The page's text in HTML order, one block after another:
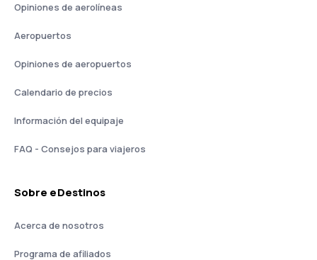
Opiniones de aerolíneas
Aeropuertos
Opiniones de aeropuertos
Calendario de precios
Información del equipaje
FAQ - Consejos para viajeros
Sobre eDestinos
Acerca de nosotros
Programa de afiliados